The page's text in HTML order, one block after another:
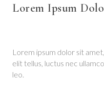
Lorem Ipsum
Lorem ipsum dolor sit
elit tellus, luctus nec
leo.